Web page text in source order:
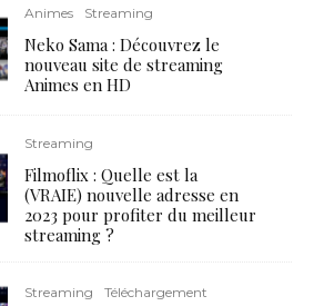
Animes Streaming
Neko Sama : Découvrez le
nouveau site de streaming
Animes en HD
Streaming
Filmoflix : Quelle est la
(VRAIE) nouvelle adresse en
2023 pour profiter du meilleur
streaming ?
Streaming Téléchargement